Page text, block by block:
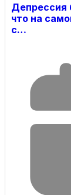
Депрессия
что на
с…